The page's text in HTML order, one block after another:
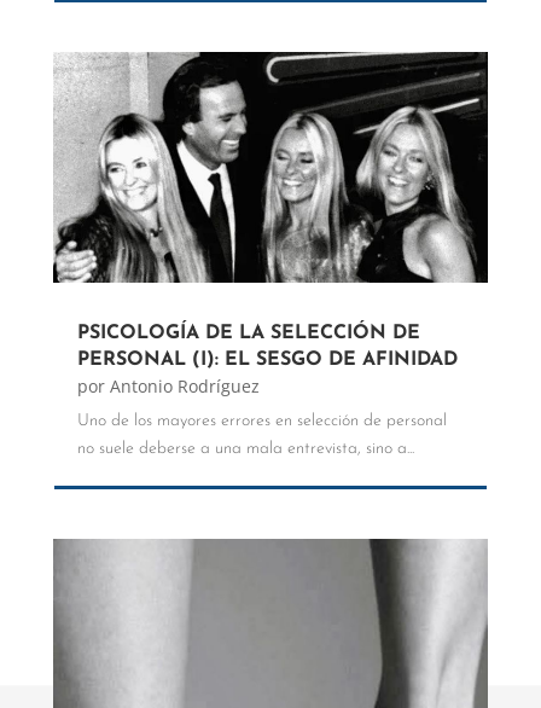
PSICOLOGÍA DE LA SELECCIÓN DE
PERSONAL (I): EL SESGO DE AFINIDAD
por Antonio Rodríguez
Uno de los mayores errores en selección de personal
no suele deberse a una mala entrevista, sino a...